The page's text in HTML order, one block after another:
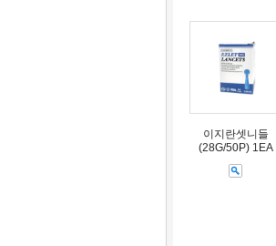
이지란셋니들
(28G/50P) 1EA